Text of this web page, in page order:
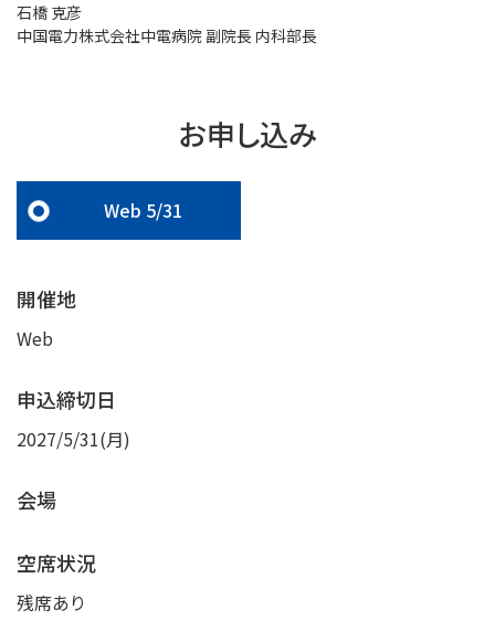
石橋 克彦
中国電力株式会社中電病院 副院長 内科部長
お申し込み
Web 5/31
開催地
Web
申込締切日
2027/5/31(月)
会場
空席状況
残席あり